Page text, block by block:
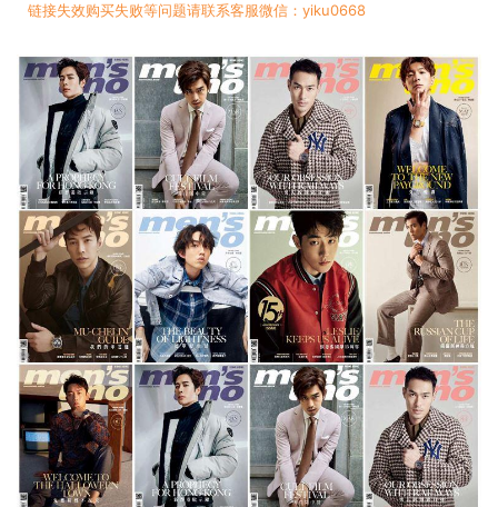
链接失效购买失败等问题请联系客服微信：yiku0668